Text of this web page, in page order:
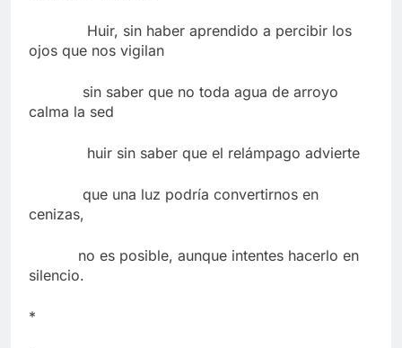
Huir, sin haber aprendido a percibir los
ojos que nos vigilan
sin saber que no toda agua de arroyo
calma la sed
huir sin saber que el relámpago advierte
que una luz podría convertirnos en
cenizas,
no es posible, aunque intentes hacerlo en
silencio.
*